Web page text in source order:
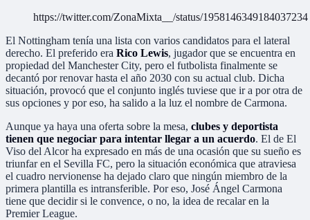
https://twitter.com/ZonaMixta__/status/1958146349184037234
El Nottingham tenía una lista con varios candidatos para el lateral
derecho. El preferido era Rico Lewis, jugador que se encuentra en
propiedad del Manchester City, pero el futbolista finalmente se
decantó por renovar hasta el año 2030 con su actual club. Dicha
situación, provocó que el conjunto inglés tuviese que ir a por otra de
sus opciones y por eso, ha salido a la luz el nombre de Carmona.
Aunque ya haya una oferta sobre la mesa, clubes y deportista
tienen que negociar para intentar llegar a un acuerdo. El de El
Viso del Alcor ha expresado en más de una ocasión que su sueño es
triunfar en el Sevilla FC, pero la situación económica que atraviesa
el cuadro nervionense ha dejado claro que ningún miembro de la
primera plantilla es intransferible. Por eso, José Ángel Carmona
tiene que decidir si le convence, o no, la idea de recalar en la
Premier League.